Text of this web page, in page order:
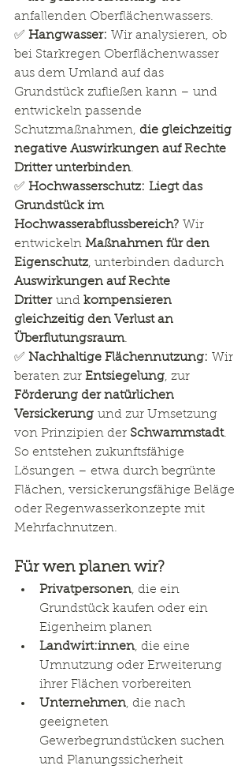
anfallenden Oberflächenwassers.
✅ Hangwasser: Wir analysieren, ob
bei Starkregen Oberflächenwasser
aus dem Umland auf das
Grundstück zufließen kann – und
entwickeln passende
Schutzmaßnahmen, die gleichzeitig
negative Auswirkungen auf Rechte
Dritter unterbinden.
✅ Hochwasserschutz: Liegt das
Grundstück im
Hochwasserabflussbereich? Wir
entwickeln Maßnahmen für den
Eigenschutz, unterbinden dadurch
Auswirkungen auf Rechte
Dritter und kompensieren
gleichzeitig den Verlust an
Überflutungsraum.
✅ Nachhaltige Flächennutzung: Wir
beraten zur Entsiegelung, zur
Förderung der natürlichen
Versickerung und zur Umsetzung
von Prinzipien der Schwammstadt.
So entstehen zukunftsfähige
Lösungen – etwa durch begrünte
Flächen, versickerungsfähige Beläge
oder Regenwasserkonzepte mit
Mehrfachnutzen.
Für wen planen wir?
Privatpersonen, die ein
Grundstück kaufen oder ein
Eigenheim planen
Landwirt:innen, die eine
Umnutzung oder Erweiterung
ihrer Flächen vorbereiten
Unternehmen, die nach
geeigneten
Gewerbegrundstücken suchen
und Planungssicherheit